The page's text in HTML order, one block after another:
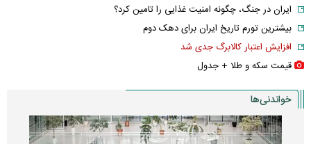
ایران در جنگ، چگونه امنیت غذایی را تامین کرد؟
بیشترین تورم تاریخ ایران برای دهک دوم
افزایش اعتبار کالابرگ جدی شد
قیمت سکه و طلا + جدول
خواندنی‌ها